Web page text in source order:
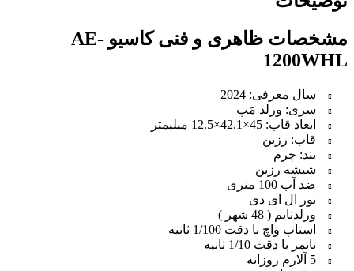
مشخصات ظاهری و فنی کاسیو AE-
1200WHL
سال معرفی: 2024
سری: ورلد مَپ
ابعاد قاب: 45×42.1×12.5 میلیمتر
قاب: رزین
بند: چرم
شیشه رزین
ضد آب 100 متری
نور ال ای دی
ورلدتایم ( 48 شهر )
استاپ واچ با دقت 1/100 ثانیه
تایمر با دقت 1/10 ثانیه
5 آلارم روزانه